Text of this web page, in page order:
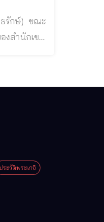
งสํานักเขา
ระวัติพระเกจิ